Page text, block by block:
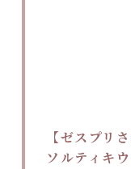
【ゼスプリ
ソルティキ